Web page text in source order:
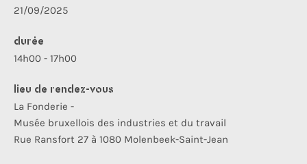
21/09/2025
durée
14h00 - 17h00
lieu de rendez-vous
La Fonderie -
Musée bruxellois des industries et du travail
Rue Ransfort 27 à 1080 Molenbeek-Saint-Jean